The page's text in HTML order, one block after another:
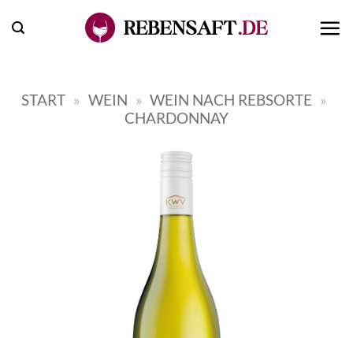
Inhalt
START » WEIN » WEIN NACH REBSORTE »
CHARDONNAY